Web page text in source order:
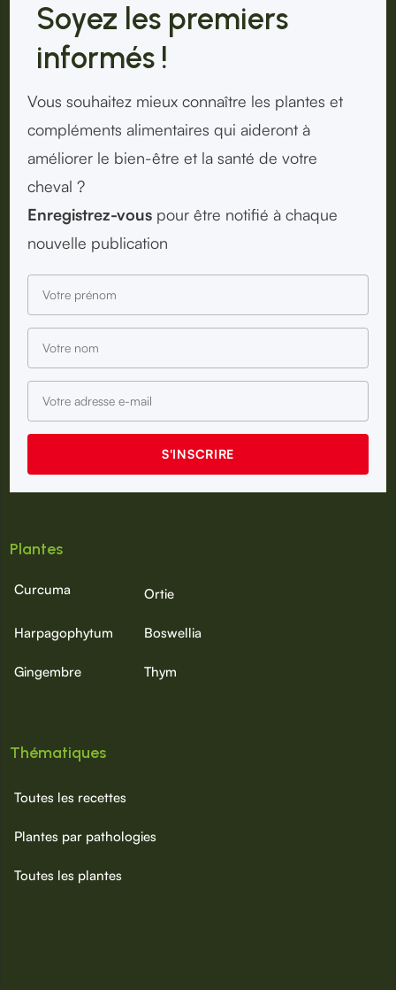
Soyez les premiers
informés !
Vous souhaitez mieux connaître les plantes et
compléments alimentaires qui aideront à
améliorer le bien-être et la santé de votre
cheval ?
Enregistrez-vous pour être notifié à chaque
nouvelle publication
Plantes
Curcuma Ortie
Harpagophytum Boswellia
Gingembre Thym
Thématiques
Toutes les recettes
Plantes par pathologies
Toutes les plantes